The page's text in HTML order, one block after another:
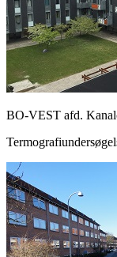
BO-VEST afd.